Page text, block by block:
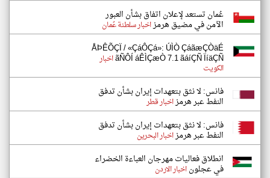
عُمان تستعد لإعلان اتفاق بشأن العبور
الآمن في مضيق هرمزاخبار سلطنة عُمان
ÅÞÊÕÇÏ / «ÇáÔÇá»: ÚÌÒ ÇáãæÇÒäÉ
ãÑÔÍ áÊÌÇæÒ 7.1 ãáíÇÑ ÏíäÇÑاخبار
الكويت
فانس: لا نثق بتعهدات إيران بشأن تدفق
النفط عبر هرمزاخبار قطر
فانس: لا نثق بتعهدات إيران بشأن تدفق
النفط عبر هرمزاخبار البحرين
انطلاق فعاليات مهرجان العباءة الخضراء
في عجلوناخبار الاردن